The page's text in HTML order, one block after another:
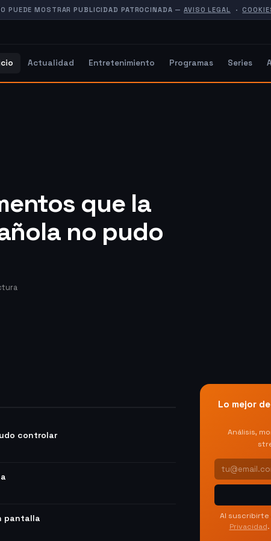
PUEDE MOSTRARPUBLICIDAD PATROCINADA —AVISO LEGAL ·
Actualidad Entretenimiento Programas Series
que la
no pudo
controlar
pantalla
Lo mejor
Análisis,
Al
Privacidad